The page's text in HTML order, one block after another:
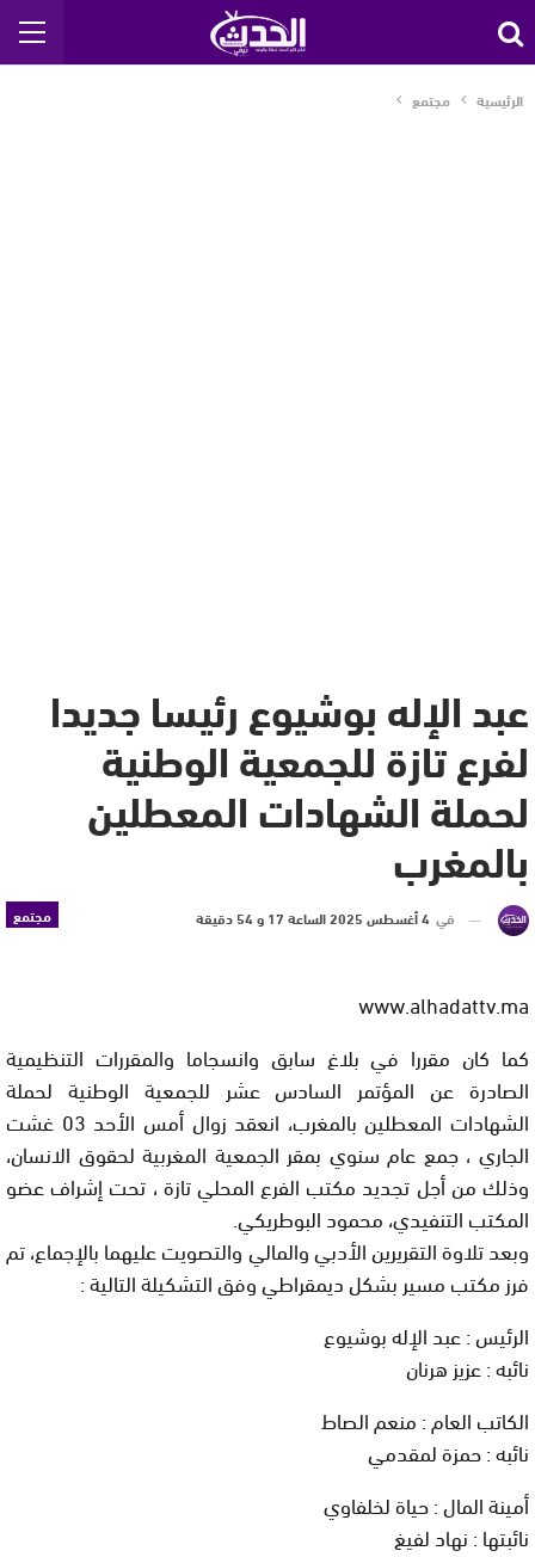
الرئيسية مجتمع
عبد الإله بوشيوع رئيسا جديدا
لفرع تازة للجمعية الوطنية
لحملة الشهادات المعطلين
بالمغرب
مجتمع في 4 أغسطس 2025 الساعة 17 و 54 دقيقة
www.alhadattv.ma
كما كان مقررا في بلاغ سابق وانسجاما والمقررات التنظيمية
الصادرة عن المؤتمر السادس عشر للجمعية الوطنية لحملة
الشهادات المعطلين بالمغرب، انعقد زوال أمس الأحد 03 غشت
الجاري ، جمع عام سنوي بمقر الجمعية المغربية لحقوق الانسان،
وذلك من أجل تجديد مكتب الفرع المحلي تازة ، تحت إشراف عضو
المكتب التنفيدي، محمود البوطريكي.
وبعد تلاوة التقريرين الأدبي والمالي والتصويت عليهما بالإجماع، تم
فرز مكتب مسير بشكل ديمقراطي وفق التشكيلة التالية :
الرئيس : عبد الإله بوشيوع
نائبه : عزيز هرنان
الكاتب العام : منعم الصاط
نائبه : حمزة لمقدمي
أمينة المال : حياة لخلفاوي
نائبتها : نهاد لفيغ